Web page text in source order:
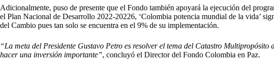
Adicionalmente, puso de presente que el Fondo también apoyará la ejecución del
el Plan Nacional de Desarrollo 2022-20226, ‘Colombia potencia mundial de la vida’
del Cambio pues tan solo se encuentra en el 9% de su implementación.
“La meta del Presidente Gustavo Petro es resolver el tema del Catastro Multipropósito
hacer una inversión importante”, concluyó el Director del Fondo Colombia en Paz.